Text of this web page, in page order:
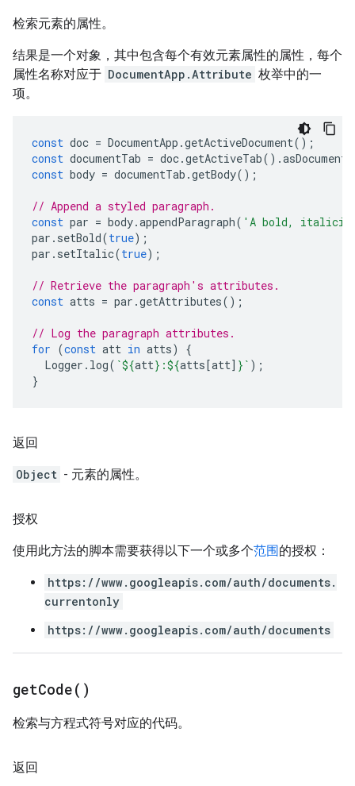
检索元素的属性。
结果是一个对象，其中包含每个有效元素属性的属性，每个
属性名称对应于 DocumentApp.Attribute 枚举中的一
项。
const doc = DocumentApp .getActiveDocument();
const documentTab = doc.getActiveTab().
const body = documentTab .getBody();
// Append a styled paragraph.
const par = body.appendParagraph( 'A bold,
par . setBold(true);
par . setItalic(true);
// Retrieve the paragraph's attributes.
const atts = par .getAttributes();
// Log the paragraph attributes.
for (const att in atts)
{
Logger . log( `${att} :${atts[att] } ` );
}
返回
Object - 元素的属性。
授权
使用此方法的脚本需要获得以下一个或多个范围的授权：
https://www.googleapis.com/auth/documents.
currentonly
https://www.googleapis.com/auth/documents
getCode( )
检索与方程式符号对应的代码。
返回